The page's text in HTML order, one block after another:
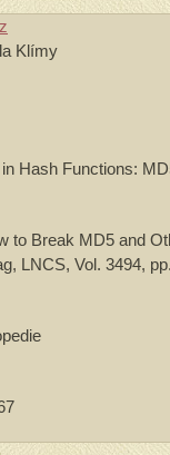
Klímy
Hash Functions:
to Break MD5 and
LNCS, Vol. 3494,